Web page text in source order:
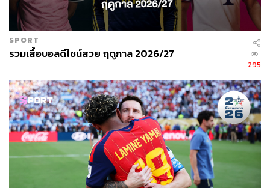
SPORT
รวมเสื้อบอลดีไซน์สวย ฤดูกาล 2026/27
295